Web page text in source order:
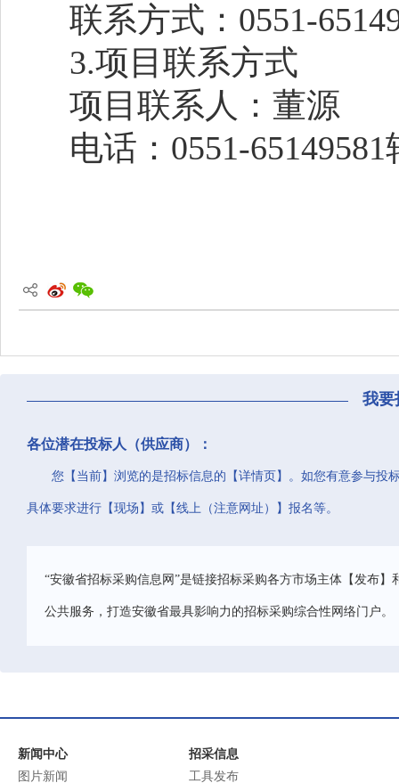
联系方式：0551-
3.项目联系方式
项目联系人：董源
电话：0551-65149581
我要
各位潜在投标人（供应商）：
您【当前】浏览的是招标信息的【详情页】。如您有意参与投
具体要求进行【现场】或【线上（注意网址）】报名等。
“安徽省招标采购信息网”是链接招标采购各方市场主体【发布
公共服务，打造安徽省最具影响力的招标采购综合性网络门户。
新闻中心
图片新闻
招采信息
工具发布